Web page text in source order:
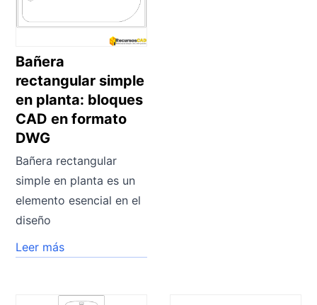
Bañera
rectangular simple
en planta: bloques
CAD en formato
DWG
Bañera rectangular
simple en planta es un
elemento esencial en el
diseño
Leer más